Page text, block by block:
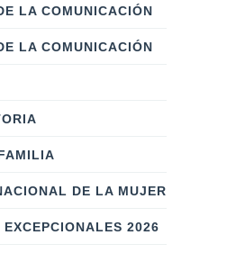
LA COMUNICACIÓN
LA COMUNICACIÓN
DE LA MUJER
EXCEPCIONALES 2026